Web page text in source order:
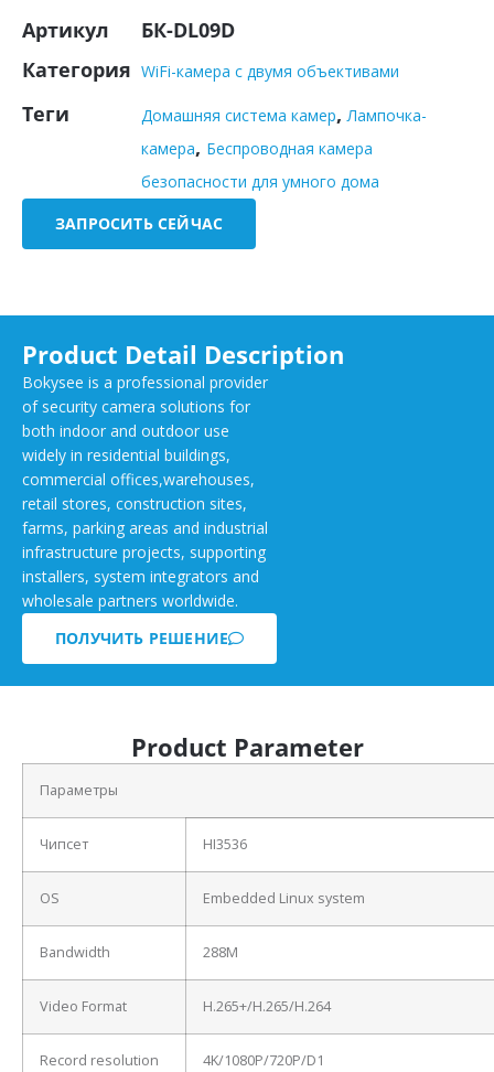
Артикул
БК-DL09D
Категория WiFi-камера с двумя объективами
Теги Домашняя система камер,Лампочка-
камера, Беспроводная камера
безопасности для умного дома
ЗАПРОСИТЬ СЕЙЧАС
Product Detail Description
Bokysee is a professional provider
of security camera solutions for
both indoor and outdoor use
widely in residential buildings,
commercial offices,warehouses,
retail stores, construction sites,
farms, parking areas and industrial
infrastructure projects, supporting
installers, system integrators and
wholesale partners worldwide.
ПОЛУЧИТЬ РЕШЕНИЕ
Product Parameter
Параметры
Чипсет HI3536
OS Embedded Linux system
Bandwidth 288M
Video Format H.265+/H.265/H.264
Record resolution 4K/1080P/720P/D1